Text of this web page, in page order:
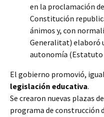
en la proclamación
Constitución
ánimos y, con
Generalitat) elaboró
autonomía (Estatuto
El gobierno promovió,
legislación educativa.
Se crearon nuevas plazas
programa de construcción